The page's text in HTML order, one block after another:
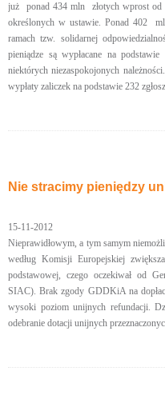
już ponad 434 mln złotych wprost
określonych w ustawie. Ponad 402
ramach tzw. solidarnej
pieniądze są wypłacane na
niektórych niezaspokojonych
wypłaty zaliczek na podstawie 232
Nie stracimy pieniędzy
15-11-2012
Nieprawidłowym, a tym samym
według Komisji Europejskiej
podstawowej, czego oczekiwał od
SIAC). Brak zgody GDDKiA na
wysoki poziom unijnych refundacji.
odebranie dotacji unijnych